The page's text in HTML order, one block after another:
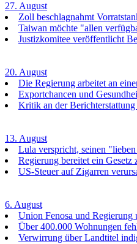
27. August
Zoll beschlagnahmt
Taiwan möchte "allen
Justizkomitee veröffentlicht
20. August
Die Regierung arbeitet an
Exportchancen und
Kritik an der
13. August
Lula verspricht, seinen
Regierung bereitet ein Gesetz
US-Steuer auf Zigarren
6. August
Union Fenosa und Regierung
Über 400.000 Wohnungen
Verwirrung über Landtitel